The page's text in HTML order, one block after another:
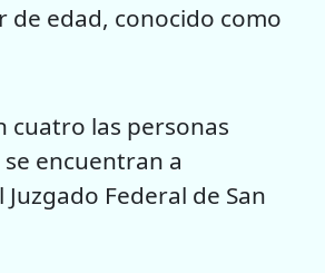
de edad, conocido como
cuatro las personas
encuentran a
Federal de San